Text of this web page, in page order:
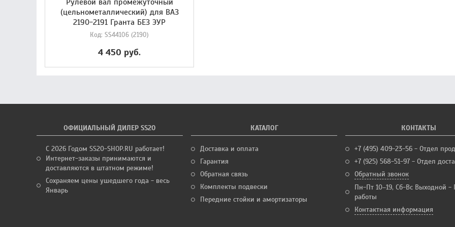
Рулевой вал промежуточный
(цельнометаллический) для ВАЗ
2190-2191 Гранта БЕЗ ЭУР
Код: SS44106 (2190)
4 450 руб.
ОФИЦИАЛЬНЫЙ ДИЛЕР SS20
С 2026 Годом SS20-SHOP.RU работает!
Интернет-заказы принимаются и
доставляются в штатном режиме!
Сохраняем цены ушедшего года - весь
Январь
КАТАЛОГ
Доставка и оплата
Гарантия
Обратная связь
Комплекты подвески
Передние стойки и амортизаторы
КОНТАКТЫ
+7 (495) 409-23-56 - Отдел
+7 (925) 568-51-97 - Отдел
Обратный звонок
Пн-Пт 10–19, Сб-Вс Выходной -
работы
Контактная информация